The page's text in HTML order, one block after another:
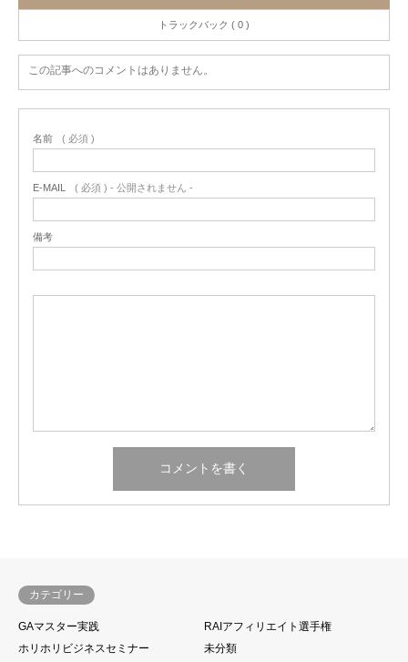
トラックバック ( 0 )
この記事へのコメントはありません。
名前 ( 必須 )
E-MAIL ( 必須 ) - 公開されません -
備考
カテゴリー
GAマスター実践
RAIアフィリエイト選手権
ホリホリビジネスセミナー
未分類